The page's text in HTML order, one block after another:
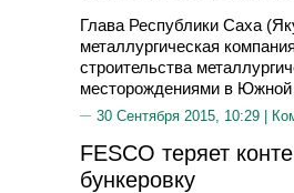
Глава Республики Саха
металлургическая
строительства
месторождениями в
30 Сентября 2015, 10:29 |
FESCO теряет
бункеровку